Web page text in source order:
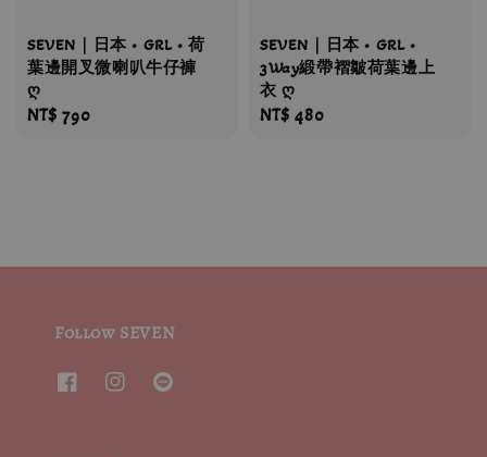
SEVEN｜日本 • GRL • 荷
葉邊開叉微喇叭牛仔褲
ღ
Regular
NT$ 790
SEVEN｜日本 • GRL •
3Way緞帶褶皺荷葉邊上
衣 ღ
Regular
NT$ 480
Follow SEVEN